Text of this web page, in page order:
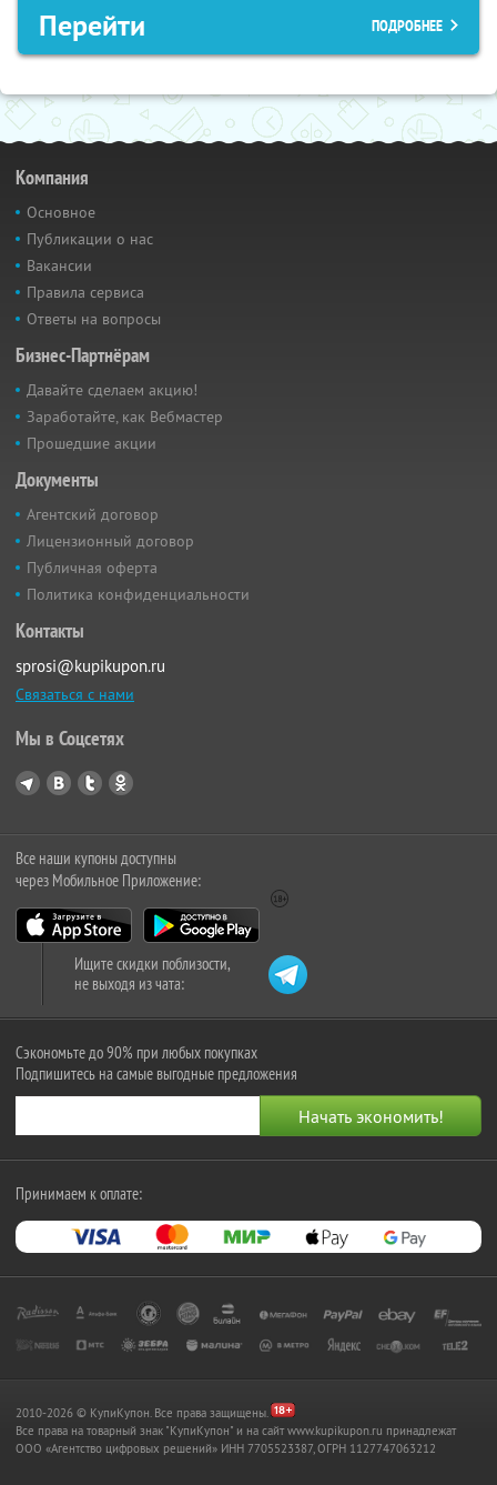
Перейти ПОДРОБНЕЕ
Компания
Основное
Публикации о нас
Вакансии
Правила сервиса
Ответы на вопросы
Бизнес-Партнёрам
Давайте сделаем акцию!
Заработайте, как Вебмастер
Прошедшие акции
Документы
Агентский договор
Лицензионный договор
Публичная оферта
Политика конфиденциальности
Контакты
sprosi@kupikupon.ru
Связаться с нами
Мы в Соцсетях
Все наши купоны доступны
через Мобильное Приложение:
Ищите скидки поблизости,
не выходя из чата:
Сэкономьте до 90% при любых покупках
Подпишитесь на самые выгодные предложения
Принимаем к оплате:
2010-2026 © КупиКупон. Все права защищены.
Все права на товарный знак "КупиКупон" и на сайт www.kupikupon.ru принадлежат
OOO «Агентство цифровых решений» ИНН 7705523387, ОГРН 1127747063212